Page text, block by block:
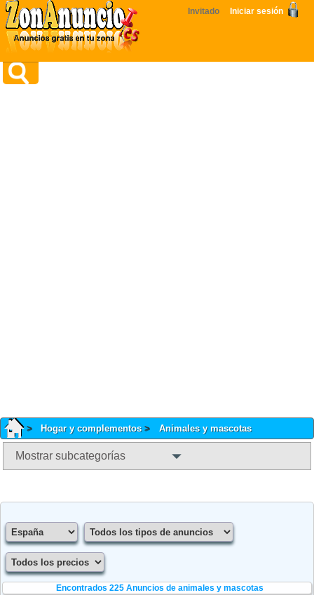
Invitado Iniciar sesión
Hogar y complementos Animales y mascotas
Mostrar subcategorías
Encontrados 225Anuncios de animales y mascotas